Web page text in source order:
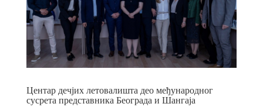
Центар дечјих летовалишта део међународног
сусрета представника Београда и Шангаја